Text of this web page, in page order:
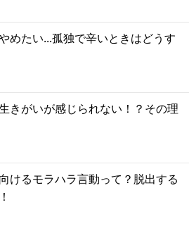
めたい...孤独で辛いときはどうす
きがいが感じられない！？その理
けるモラハラ言動って？脱出する